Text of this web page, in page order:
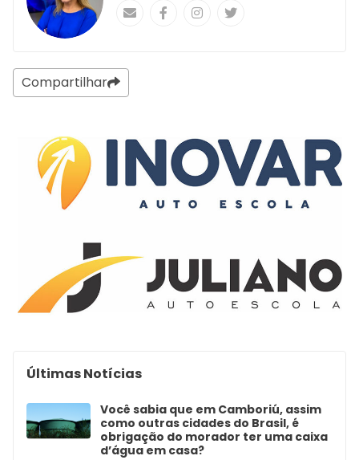
Compartilhar
Últimas Notícias
Você sabia que em Camboriú, assim
como outras cidades do Brasil, é
obrigação do morador ter uma caixa
d’água em casa?